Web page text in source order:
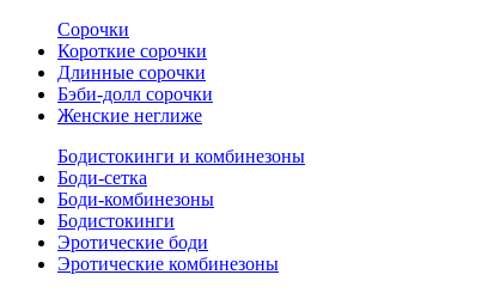
Сорочки
Короткие сорочки
Длинные сорочки
Бэби-долл сорочки
Женские неглиже
Бодистокинги и комбинезоны
Боди-сетка
Боди-комбинезоны
Бодистокинги
Эротические боди
Эротические комбинезоны